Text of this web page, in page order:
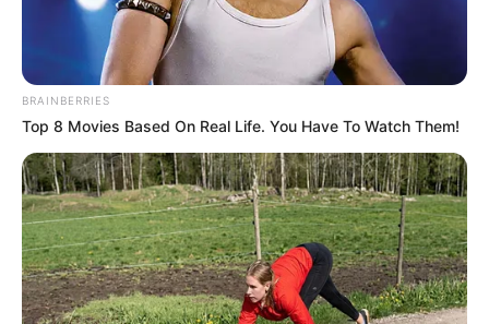
BRAINBERRIES
Top 8 Movies Based On Real Life. You Have To Watch Them!